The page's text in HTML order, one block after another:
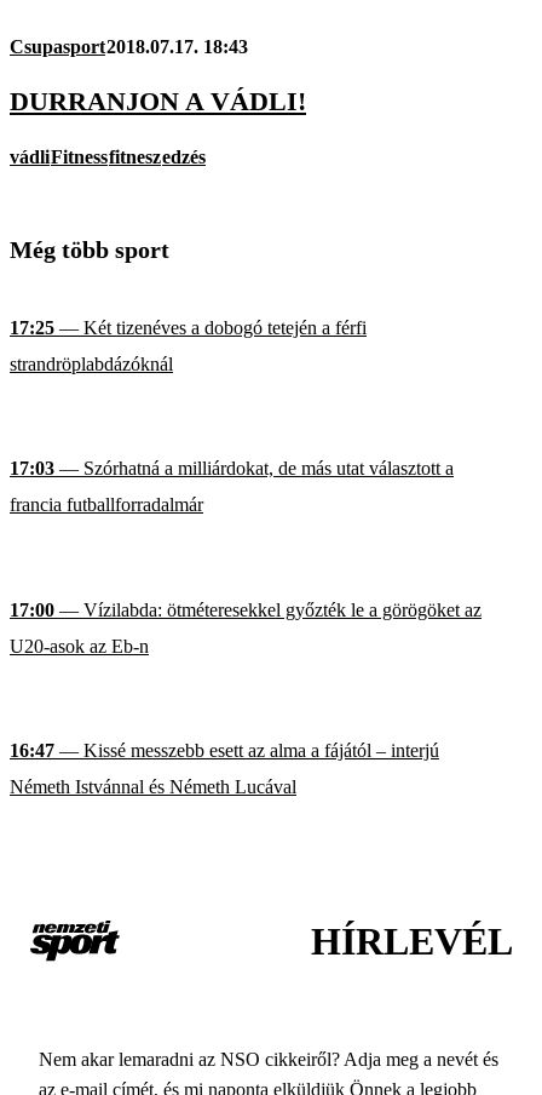
Csupasport2018.07.17. 18:43
DURRANJON A VÁDLI!
vádliFitnessfitneszedzés
Még több sport
17:25 — Két tizenéves a dobogó tetején a férfi
strandröplabdázóknál
17:03 — Szórhatná a milliárdokat, de más utat választott a
francia futballforradalmár
17:00 — Vízilabda: ötméteresekkel győzték le a görögöket az
U20-asok az Eb-n
16:47 — Kissé messzebb esett az alma a fájától – interjú
Németh Istvánnal és Németh Lucával
HÍRLEVÉL
Nem akar lemaradni az NSO cikkeiről? Adja meg a nevét és
az e-mail címét, és mi naponta elküldjük Önnek a legjobb